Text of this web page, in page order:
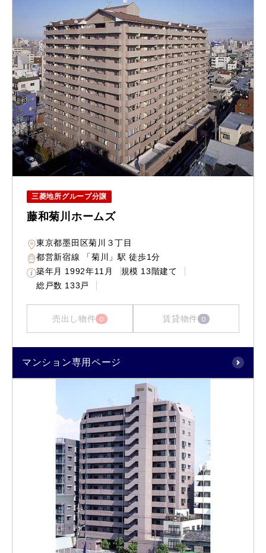
三菱地所グループ分譲
藤和菊川ホームズ
東京都墨田区菊川３丁目
都営新宿線 「菊川」駅 徒歩1分
築年月 1992年11月 規模 13階建て
総戸数 133戸
売出し物件 0 賃貸物件 0
マンション専用ページ